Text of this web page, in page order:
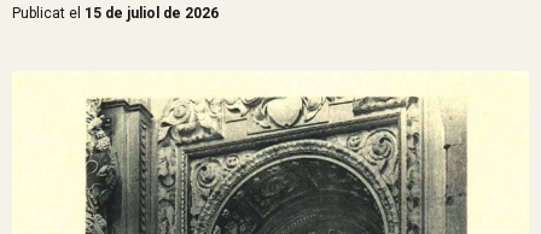
Publicat el 15 de juliol de 2026